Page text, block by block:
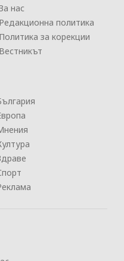
За нас
Редакционна политика
Политика за корекции
Вестникът